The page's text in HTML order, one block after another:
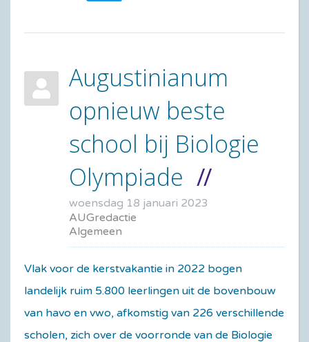
Augustinianum
opnieuw beste
school bij Biologie
Olympiade
woensdag 18 januari 2023
AUGredactie
Algemeen
Vlak voor de kerstvakantie in 2022 bogen
landelijk ruim 5.800 leerlingen uit de bovenbouw
van havo en vwo, afkomstig van 226 verschillende
scholen, zich over de voorronde van de Biologie